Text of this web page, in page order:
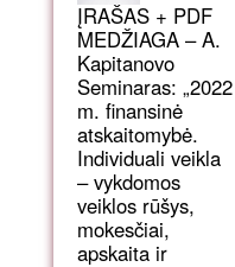
ĮRAŠAS + PDF
MEDŽIAGA – A.
Kapitanovo
Seminaras: „2022
m. finansinė
atskaitomybė.
Individuali veikla
– vykdomos
veiklos rūšys,
mokesčiai,
apskaita ir